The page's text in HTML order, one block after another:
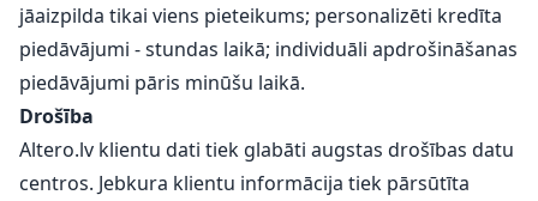
jāaizpilda tikai viens pieteikums; personalizēti kredīta
piedāvājumi - stundas laikā; individuāli apdrošināšanas
piedāvājumi pāris minūšu laikā.
Drošība
Altero.lv klientu dati tiek glabāti augstas drošības datu
centros. Jebkura klientu informācija tiek pārsūtīta